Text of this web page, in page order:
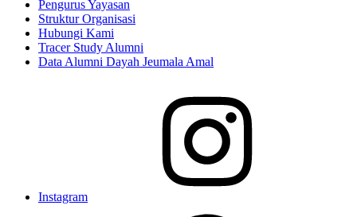
Pengurus Yayasan
Struktur Organisasi
Hubungi Kami
Tracer Study Alumni
Data Alumni Dayah Jeumala Amal
Instagram